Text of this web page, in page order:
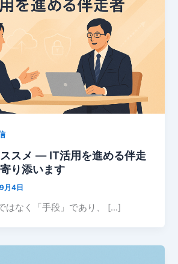
スメ ― IT活用を進める伴走
り添います
月4日
はなく「手段」であり、 […]